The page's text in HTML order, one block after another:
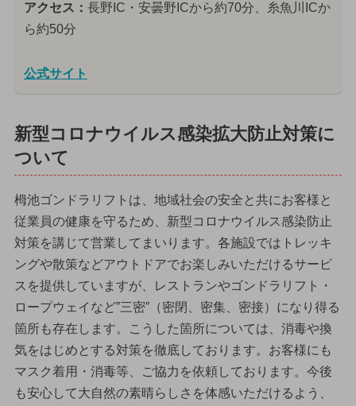
アクセス： 長野IC・安曇野ICから約70分、糸魚川ICか
ら約50分
公式サイト
新型コロナウイルス感染拡大防止対策に
ついて
栂池ゴンドラリフトは、地域社会の安全と共にお客様と
従業員の健康を守るため、新型コロナウイルス感染防止
対策を講じて営業してまいります。各施設ではトレッキ
ングや散策などアウトドアでお楽しみいただけるサービ
スを提供していますが、レストランやゴンドラリフト・
ロープウェイなど”三密”（密閉、密集、密接）になり得る
箇所も存在します。こうした箇所については、消毒や換
気をはじめとする対策を徹底しております。お客様にも
マスク着用・消毒等、ご協力を依頼しております。今後
も安心して大自然の素晴らしさを体感いただけるよう、